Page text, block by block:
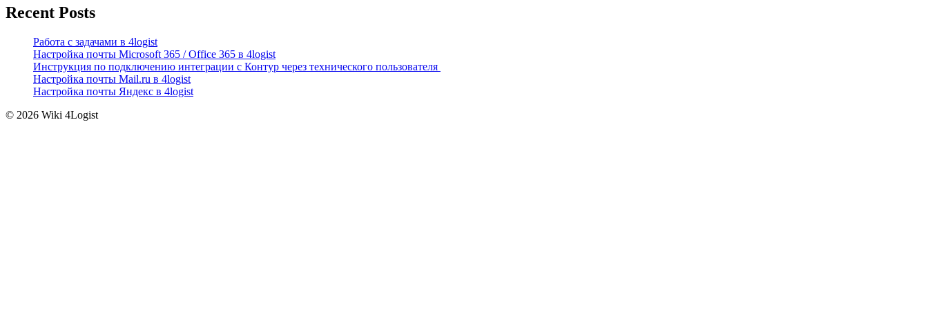
Recent Posts
Работа с задачами в 4logist
Настройка почты Microsoft 365 / Office 365 в 4logist
Инструкция по подключению интеграции с Контур через технического пользователя
Настройка почты Mail.ru в 4logist
Настройка почты Яндекс в 4logist
© 2026 Wiki 4Logist